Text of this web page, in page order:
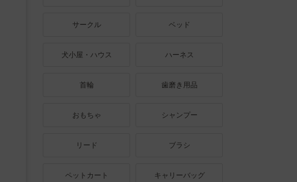
サークル ベッド
犬小屋・ハウス ハーネス
首輪 歯磨き用品
おもちゃ シャンプー
リード ブラシ
ペットカート キャリーバッグ